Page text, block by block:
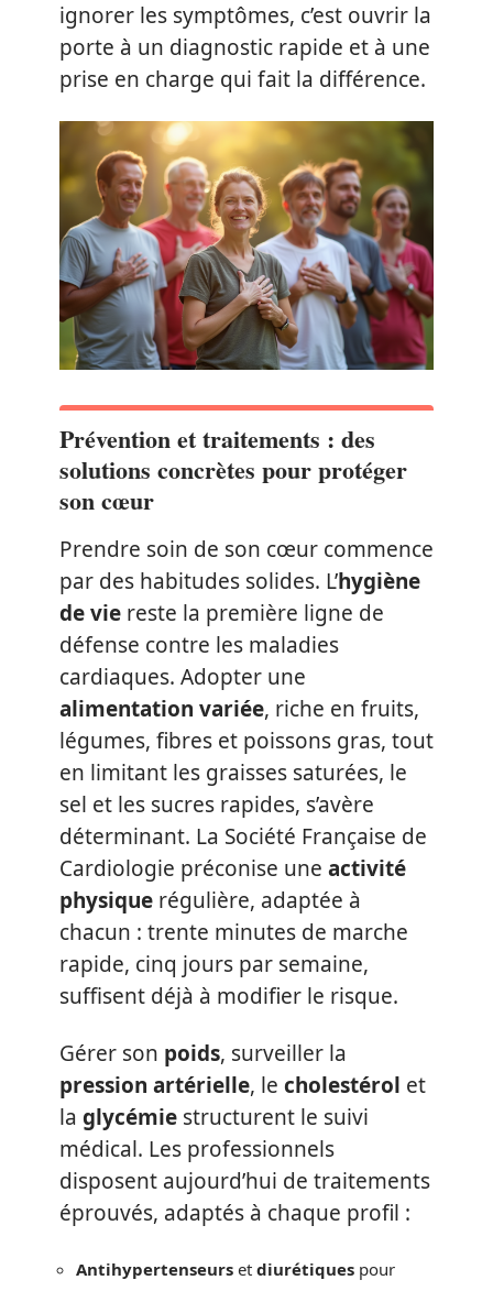
ignorer les symptômes, c’est ouvrir la
porte à un diagnostic rapide et à une
prise en charge qui fait la différence.
Prévention et traitements : des
solutions concrètes pour protéger
son cœur
Prendre soin de son cœur commence
par des habitudes solides. L’hygiène
de vie reste la première ligne de
défense contre les maladies
cardiaques. Adopter une
alimentation variée, riche en fruits,
légumes, fibres et poissons gras, tout
en limitant les graisses saturées, le
sel et les sucres rapides, s’avère
déterminant. La Société Française de
Cardiologie préconise une activité
physique régulière, adaptée à
chacun : trente minutes de marche
rapide, cinq jours par semaine,
suffisent déjà à modifier le risque.
Gérer son poids, surveiller la
pression artérielle, le cholestérol et
la glycémie structurent le suivi
médical. Les professionnels
disposent aujourd’hui de traitements
éprouvés, adaptés à chaque profil :
Antihypertenseurs et diurétiques pour